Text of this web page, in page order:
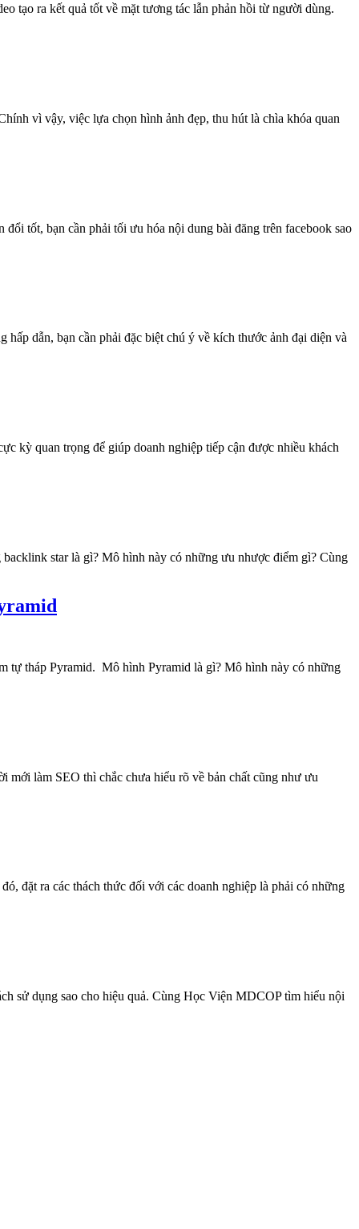
tạo ra kết quả tốt về mặt tương tác lẫn phản hồi từ người dùng.
vì vậy, việc lựa chọn hình ảnh đẹp, thu hút là chìa khóa quan
tốt, bạn cần phải tối ưu hóa nội dung bài đăng trên facebook sao
dẫn, bạn cần phải đặc biệt chú ý về kích thước ảnh đại diện và
kỳ quan trọng để giúp doanh nghiệp tiếp cận được nhiều khách
star là gì? Mô hình này có những ưu nhược điểm gì? Cùng
tự tháp Pyramid. Mô hình Pyramid là gì? Mô hình này có những
làm SEO thì chắc chưa hiểu rõ về bản chất cũng như ưu
đặt ra các thách thức đối với các doanh nghiệp là phải có những
sử dụng sao cho hiệu quả. Cùng Học Viện MDCOP tìm hiểu nội